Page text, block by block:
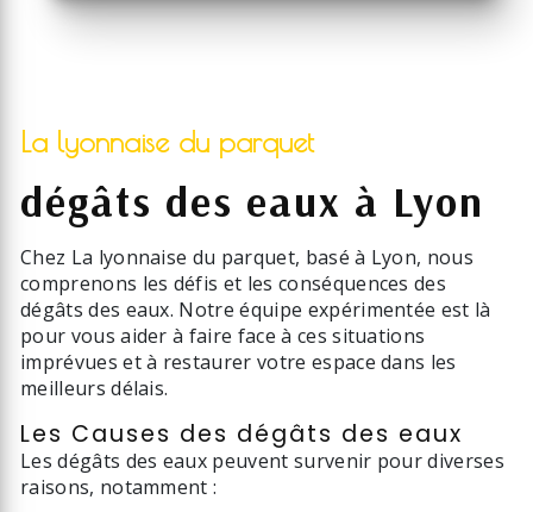
La lyonnaise du parquet
dégâts des eaux à Lyon
Chez La lyonnaise du parquet, basé à Lyon, nous
comprenons les défis et les conséquences des
dégâts des eaux. Notre équipe expérimentée est là
pour vous aider à faire face à ces situations
imprévues et à restaurer votre espace dans les
meilleurs délais.
Les Causes des dégâts des eaux
Les dégâts des eaux peuvent survenir pour diverses
raisons, notamment :